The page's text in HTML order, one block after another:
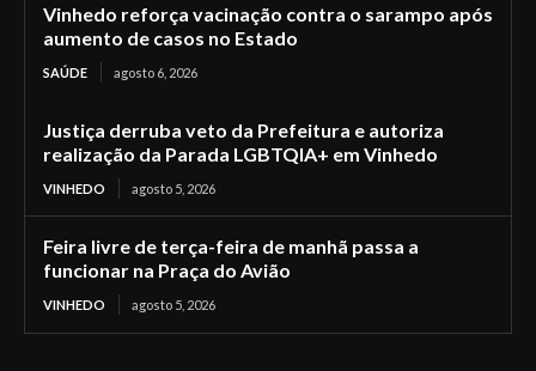
Vinhedo reforça vacinação contra o sarampo após
aumento de casos no Estado
SAÚDE agosto 6, 2026
Justiça derruba veto da Prefeitura e autoriza
realização da Parada LGBTQIA+ em Vinhedo
VINHEDO agosto 5, 2026
Feira livre de terça-feira de manhã passa a
funcionar na Praça do Avião
VINHEDO agosto 5, 2026